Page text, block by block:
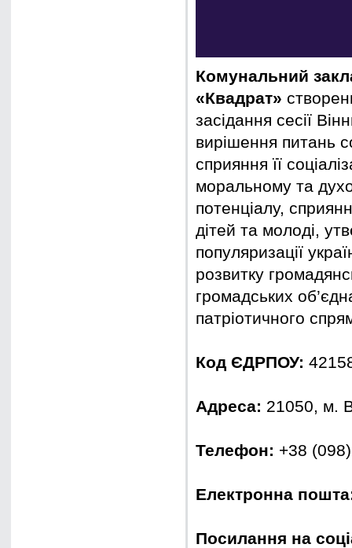
Комунальний
«Квадрат»
засідання сесії
вирішення питань
сприяння її
моральному та
потенціалу,
дітей та молоді,
популяризації
розвитку
громадських
патріотичного
Код ЄДРПОУ:
Адреса: 21050, м.
Телефон: +38
Електронна
Посилання на